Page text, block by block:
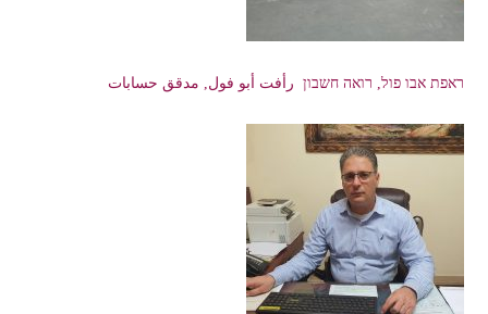
ראפת אבו פול, רואה חשבון رأفت أبو فول, مدقق حسابات